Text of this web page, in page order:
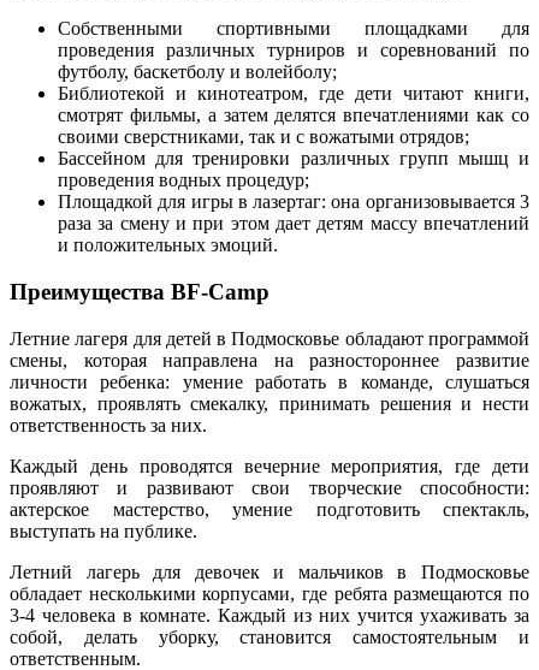
Собственными спортивными площадками для
проведения различных турниров и соревнований по
футболу, баскетболу и волейболу;
Библиотекой и кинотеатром, где дети читают книги,
смотрят фильмы, а затем делятся впечатлениями как со
своими сверстниками, так и с вожатыми отрядов;
Бассейном для тренировки различных групп мышц и
проведения водных процедур;
Площадкой для игры в лазертаг: она организовывается 3
раза за смену и при этом дает детям массу впечатлений
и положительных эмоций.
Преимущества BF-Camp
Летние лагеря для детей в Подмосковье обладают программой
смены, которая направлена на разностороннее развитие
личности ребенка: умение работать в команде, слушаться
вожатых, проявлять смекалку, принимать решения и нести
ответственность за них.
Каждый день проводятся вечерние мероприятия, где дети
проявляют и развивают свои творческие способности:
актерское мастерство, умение подготовить спектакль,
выступать на публике.
Летний лагерь для девочек и мальчиков в Подмосковье
обладает несколькими корпусами, где ребята размещаются по
3-4 человека в комнате. Каждый из них учится ухаживать за
собой, делать уборку, становится самостоятельным и
ответственным.